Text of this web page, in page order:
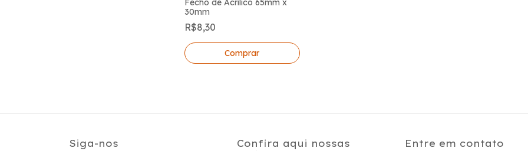
30mm
R$8,30
Siga-nos
Confira aqui nossas
Entre em contato